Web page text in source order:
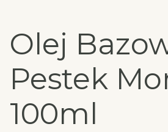
Olej
Pestek
100ml